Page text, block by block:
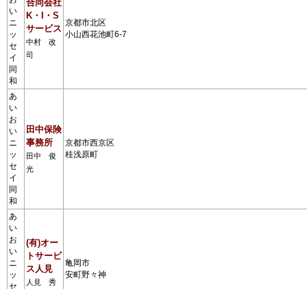
い
ニ
ッ
セ
イ
同
和
合同会社
K・I・S
サービス
中村 改
司
京都市北区
小山西花池町6-7
あ
い
お
い
ニ
ッ
セ
イ
同
和
田中保険
事務所
田中 俊
光
京都市西京区
桂浅原町
あ
い
お
い
ニ
ッ
セ
(有)オー
トサービ
ス人見
人見 秀
亀岡市
安町野々神